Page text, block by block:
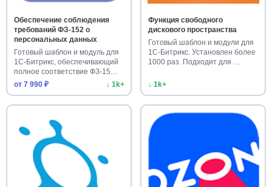
Обеспечение соблюдения
требований ФЗ-152 о
персональных данных
Готовый шаблон и модуль для
1С-Битрикс, обеспечивающий
полное соответствие ФЗ-15…
от 7 990 ₽
↓ 1k+
Функция свободного
дискового пространства
Готовый шаблон и модули для
1С-Битрикс. Установлен более
1000 раз. Подходит для …
↓ 1k+